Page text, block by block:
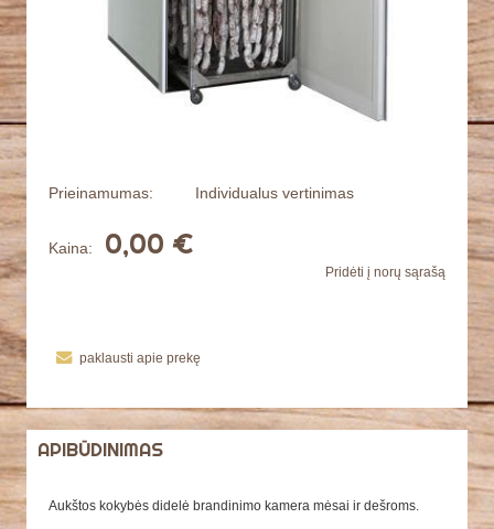
Prieinamumas: Individualus vertinimas
Kaina: 0,00 €
Pridėti į norų sąrašą
paklausti apie prekę
APIBŪDINIMAS
Aukštos kokybės didelė brandinimo kamera mėsai ir dešroms.